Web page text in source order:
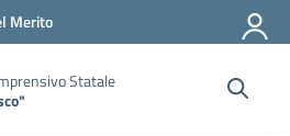
Merito
Statale